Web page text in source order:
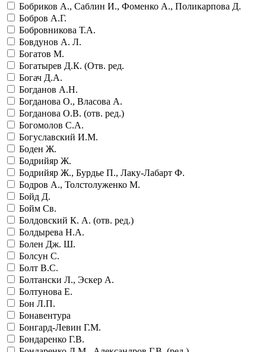
Бобриков А., Саблин И., Фоменко А., Поликарпова Д.
Бобров А.Г.
Бобровникова Т.А.
Бовдунов А. Л.
Богатов М.
Богатырев Д.К. (Отв. ред.
Богач Д.А.
Богданов А.Н.
Богданова О., Власова А.
Богданова О.В. (отв. ред.)
Богомолов С.А.
Богуславский И.М.
Боден Ж.
Бодрийяр Ж.
Бодрийяр Ж., Бурдье П., Лаку-Лабарт Ф.
Бодров А., Толстолуженко М.
Бойд Д.
Бойм Св.
Болдовский К. А. (отв. ред.)
Болдырева Н.А.
Болен Дж. Ш.
Болсун С.
Болт В.С.
Болтански Л., Эскер А.
Болтунова Е.
Бон Л.П.
Бонавентура
Бонгард-Левин Г.М.
Бондаренко Г.В.